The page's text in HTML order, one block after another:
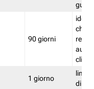
90 giorni
che
rete
clienti
1 giorno
limita
di